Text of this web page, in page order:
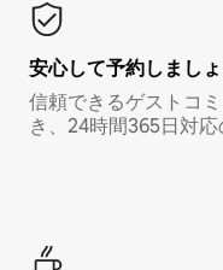
安心して予約しましょ
信頼できるゲストコ
き、24時間365日対応